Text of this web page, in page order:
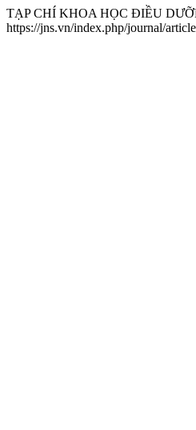
TẠP CHÍ KHOA HỌC ĐIỀU
https://jns.vn/index.php/journal/